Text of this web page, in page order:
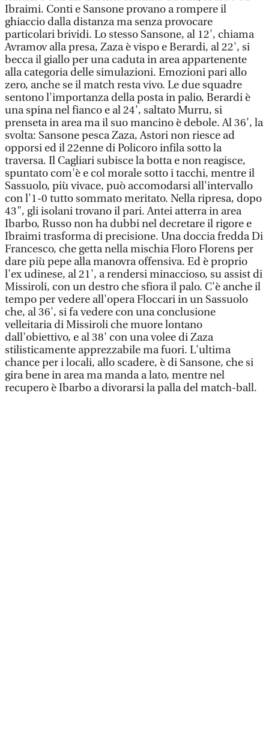
Ibraimi. Conti e Sansone provano a rompere il
ghiaccio dalla distanza ma senza provocare
particolari brividi. Lo stesso Sansone, al 12', chiama
Avramov alla presa, Zaza è vispo e Berardi, al 22', si
becca il giallo per una caduta in area appartenente
alla categoria delle simulazioni. Emozioni pari allo
zero, anche se il match resta vivo. Le due squadre
sentono l'importanza della posta in palio, Berardi è
una spina nel fianco e al 24', saltato Murru, si
prenseta in area ma il suo mancino è debole. Al 36', la
svolta: Sansone pesca Zaza, Astori non riesce ad
opporsi ed il 22enne di Policoro infila sotto la
traversa. Il Cagliari subisce la botta e non reagisce,
spuntato com'è e col morale sotto i tacchi, mentre il
Sassuolo, più vivace, può accomodarsi all'intervallo
con l'1-0 tutto sommato meritato. Nella ripresa, dopo
43", gli isolani trovano il pari. Antei atterra in area
Ibarbo, Russo non ha dubbi nel decretare il rigore e
Ibraimi trasforma di precisione. Una doccia fredda Di
Francesco, che getta nella mischia Floro Florens per
dare più pepe alla manovra offensiva. Ed è proprio
l'ex udinese, al 21', a rendersi minaccioso, su assist di
Missiroli, con un destro che sfiora il palo. C'è anche il
tempo per vedere all'opera Floccari in un Sassuolo
che, al 36', si fa vedere con una conclusione
velleitaria di Missiroli che muore lontano
dall'obiettivo, e al 38' con una volee di Zaza
stilisticamente apprezzabile ma fuori. L'ultima
chance per i locali, allo scadere, è di Sansone, che si
gira bene in area ma manda a lato, mentre nel
recupero è Ibarbo a divorarsi la palla del match-ball.